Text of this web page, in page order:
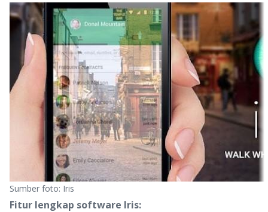
Sumber foto: Iris
Fitur lengkap software Iris: